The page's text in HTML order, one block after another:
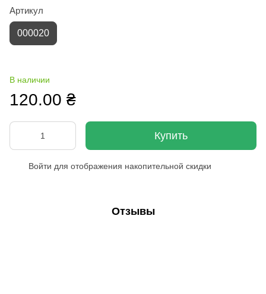
Артикул
000020
В наличии
120.00 ₴
Купить
Войти для отображения накопительной скидки
Отзывы